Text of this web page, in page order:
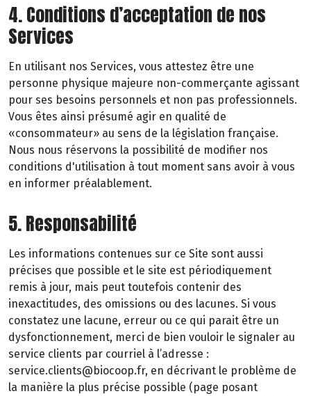
4. Conditions d’acceptation de nos
Services
En utilisant nos Services, vous attestez être une
personne physique majeure non-commerçante agissant
pour ses besoins personnels et non pas professionnels.
Vous êtes ainsi présumé agir en qualité de
«consommateur» au sens de la législation française.
Nous nous réservons la possibilité de modifier nos
conditions d'utilisation à tout moment sans avoir à vous
en informer préalablement.
5. Responsabilité
Les informations contenues sur ce Site sont aussi
précises que possible et le site est périodiquement
remis à jour, mais peut toutefois contenir des
inexactitudes, des omissions ou des lacunes. Si vous
constatez une lacune, erreur ou ce qui parait être un
dysfonctionnement, merci de bien vouloir le signaler au
service clients par courriel à l’adresse :
service.clients@biocoop.fr, en décrivant le problème de
la manière la plus précise possible (page posant